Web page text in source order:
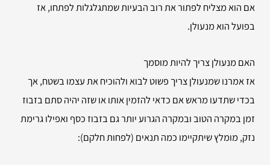
אם הוא מצליח לפתור את רוב הבעיות שמתגלגלות לפתחו, אז
בפועל הוא מנעולן.
האם מנעולן צריך להיות מוסמך
אז אמרנו שמנעולן צריך פשוט לבוא ולהוכיח את עצמו בשטח, אך
בכדי שתדעו מראש אם כדאי להזמין אותו או שזה יהיה סתם בזבוז
זמן במקרה הטוב ובמקרה הגרוע יותר גם בזבוז כסף ואפילו גרימת
נזק, מומלץ שיתקיימו כמה תנאים (לפחות חלקם):